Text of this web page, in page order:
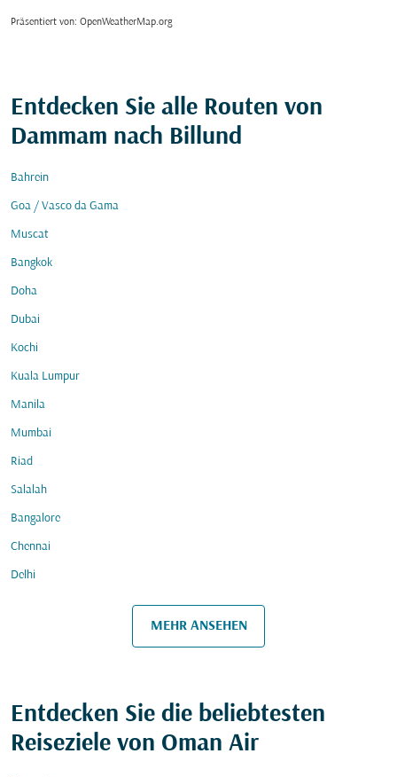
Präsentiert von: OpenWeatherMap.org
Entdecken Sie alle Routen von
Dammam nach Billund
Bahrein
Goa / Vasco da Gama
Muscat
Bangkok
Doha
Dubai
Kochi
Kuala Lumpur
Manila
Mumbai
Riad
Salalah
Bangalore
Chennai
Delhi
MEHR ANSEHEN
Entdecken Sie die beliebtesten
Reiseziele von Oman Air